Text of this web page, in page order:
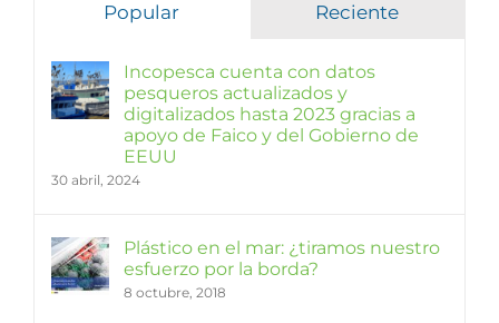
Popular Reciente
Incopesca cuenta con datos
pesqueros actualizados y
digitalizados hasta 2023 gracias a
apoyo de Faico y del Gobierno de
EEUU
30 abril, 2024
Plástico en el mar: ¿tiramos nuestro
esfuerzo por la borda?
8 octubre, 2018